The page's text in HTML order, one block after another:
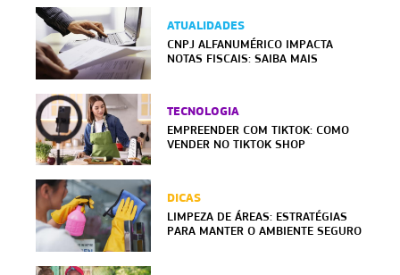
ATUALIDADES
CNPJ ALFANUMÉRICO IMPACTA
NOTAS FISCAIS: SAIBA MAIS
TECNOLOGIA
EMPREENDER COM TIKTOK: COMO
VENDER NO TIKTOK SHOP
DICAS
LIMPEZA DE ÁREAS: ESTRATÉGIAS
PARA MANTER O AMBIENTE SEGURO